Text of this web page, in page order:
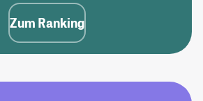
Zum Ranking